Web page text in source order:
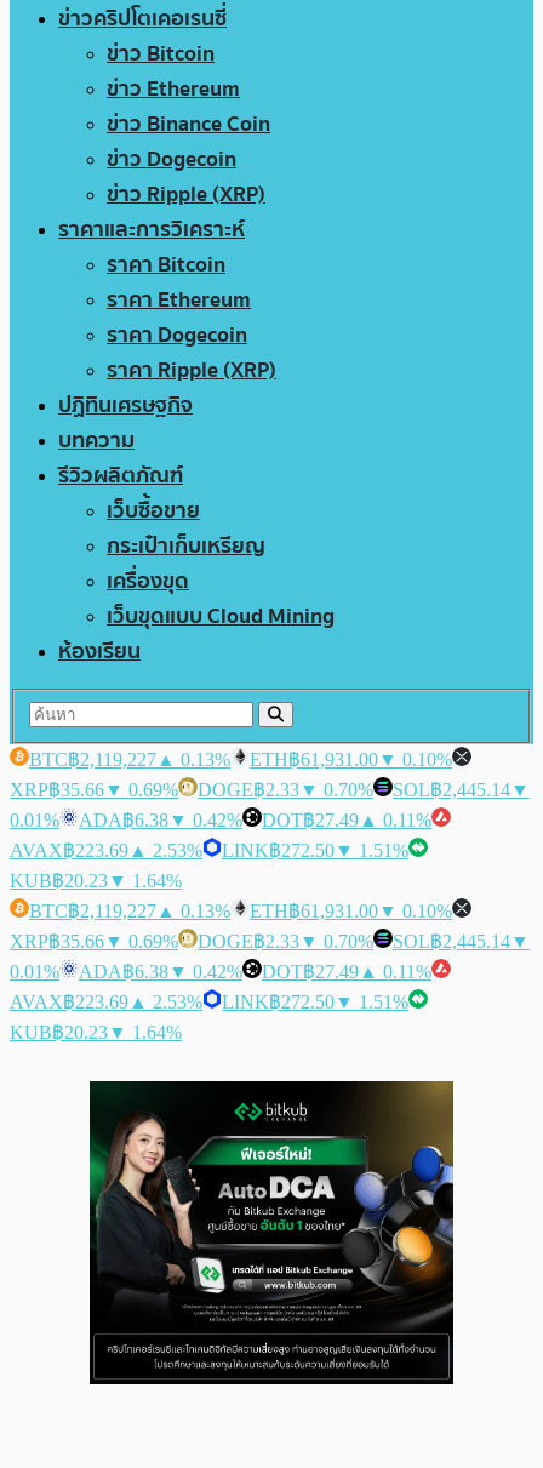
ข่าวคริปโตเคอเรนซี่
ข่าว Bitcoin
ข่าว Ethereum
ข่าว Binance Coin
ข่าว Dogecoin
ข่าว Ripple (XRP)
ราคาและการวิเคราะห์
ราคา Bitcoin
ราคา Ethereum
ราคา Dogecoin
ราคา Ripple (XRP)
ปฏิทินเศรษฐกิจ
บทความ
รีวิวผลิตภัณฑ์
เว็บซื้อขาย
กระเป๋าเก็บเหรียญ
เครื่องขุด
เว็บขุดแบบ Cloud Mining
ห้องเรียน
BTC฿2,119,227 ▲ 0.13% ETH฿61,931.00▼ 0.10%
XRP฿35.66▼ 0.69% DOGE฿2.33▼ 0.70% SOL฿2,445.14▼
0.01%
ADA฿6.38▼ 0.42% DOT฿27.49 ▲ 0.11%
AVAX฿223.69 ▲ 2.53% LINK฿272.50▼ 1.51%
KUB฿20.23▼ 1.64%
BTC฿2,119,227 ▲ 0.13% ETH฿61,931.00▼ 0.10%
XRP฿35.66▼ 0.69% DOGE฿2.33▼ 0.70% SOL฿2,445.14▼
0.01%
ADA฿6.38▼ 0.42% DOT฿27.49 ▲ 0.11%
AVAX฿223.69 ▲ 2.53% LINK฿272.50▼ 1.51%
KUB฿20.23▼ 1.64%